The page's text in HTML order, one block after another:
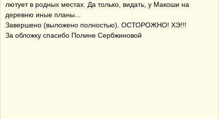
лютует в родных местах. Да только, видать, у Макоши на
деревню иные планы...
Завершено (выложено полностью). ОСТОРОЖНО! ХЭ!!!
За обложку спасибо Полине Сербжиновой